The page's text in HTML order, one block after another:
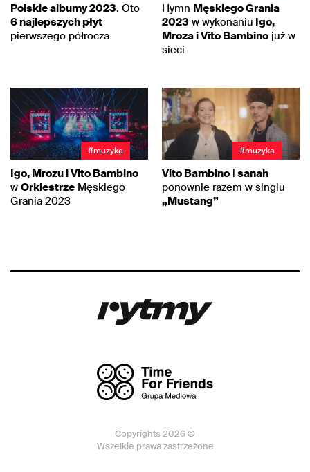
Polskie albumy 2023. Oto
6 najlepszych płyt
pierwszego półrocza
Hymn Męskiego Grania
2023 w wykonaniu Igo,
Mroza i Vito Bambino już w
sieci
#muzyka
Igo, Mrozu i Vito Bambino
w Orkiestrze Męskiego
Grania 2023
#muzyka
Vito Bambino i sanah
ponownie razem w singlu
„Mustang”
Copyrights 2026 ©
Wszelkie prawa zastrzeżone